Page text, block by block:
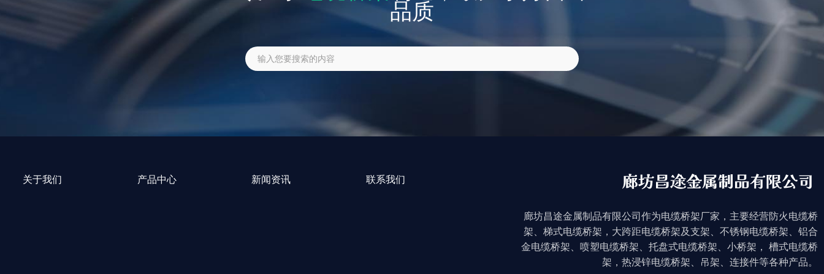
品质
关于我们 产品中心 新闻资讯 联系我们
廊坊昌途金属制品有限公司作为电缆桥架厂家，主要经营防火电缆桥
架、梯式电缆桥架，大跨距电缆桥架及支架、不锈钢电缆桥架、铝合
金电缆桥架、喷塑电缆桥架、托盘式电缆桥架、小桥架， 槽式电缆桥
架，热浸锌电缆桥架、吊架、连接件等各种产品。